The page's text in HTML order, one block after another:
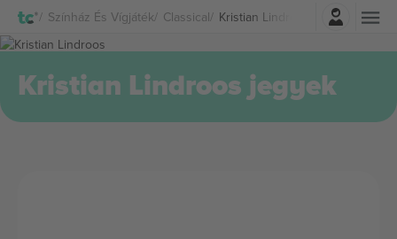
Színház És Vígjáték Classical Kristian Lindroos Jegyek
Belépés
Kristian Lindroos jegyek